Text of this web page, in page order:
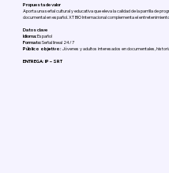
Propuesta de valor
Aporta una señal cultural y educativa que eleva la calidad de la parrilla de
documental en español. XT BIO Internacional complementa el
Datos clave
Idioma:Español
Formato:Señal lineal 24/7
Público objetivo: Jóvenes y adultos interesados en documentales,
ENTREGA: IP – SRT